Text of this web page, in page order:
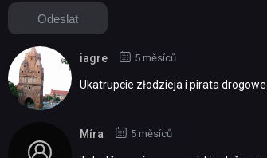
iagre 5 měsíců
Ukatrupcie złodzieja i pirata
Míra 5 měsíců